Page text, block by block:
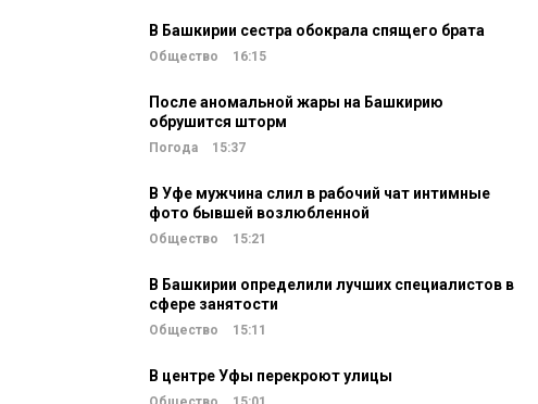
В Башкирии сестра обокрала спящего брата
Общество 16:15
После аномальной жары на Башкирию
обрушится шторм
Погода 15:37
В Уфе мужчина слил в рабочий чат интимные
фото бывшей возлюбленной
Общество 15:21
В Башкирии определили лучших специалистов в
сфере занятости
Общество 15:11
В центре Уфы перекроют улицы